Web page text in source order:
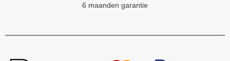
6 maanden garantie